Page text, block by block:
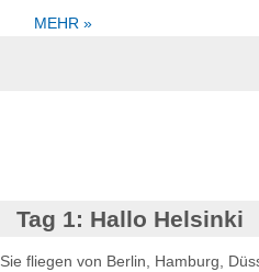
MEHR »
Tag 1: Hallo Helsinki
Sie fliegen von Berlin, Hamburg,